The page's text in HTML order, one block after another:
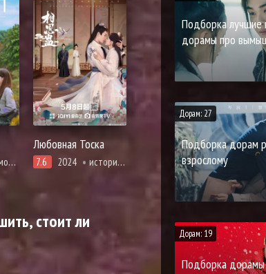
Любовная Тоска
7.6 2024 история, романтика
стоит ли
Подборка лучшие
дорамы про
Дорам: 27
Подборка дорам
взрослому
Дорам: 19
Подборка